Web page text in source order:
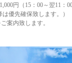
円（15：00～翌11
は優先確保致します。
案内致します。